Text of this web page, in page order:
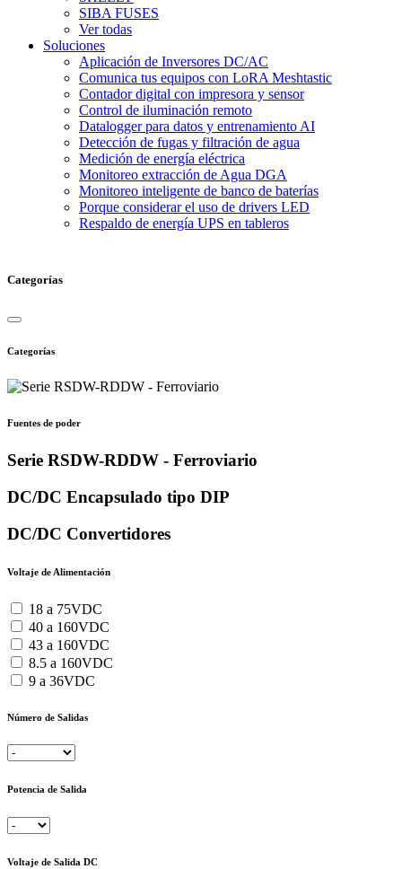
SIBA FUSES
Ver todas
Soluciones
Aplicación de Inversores DC/AC
Comunica tus equipos con LoRA Meshtastic
Contador digital con impresora y sensor
Control de iluminación remoto
Datalogger para datos y entrenamiento AI
Detección de fugas y filtración de agua
Medición de energía eléctrica
Monitoreo extracción de Agua DGA
Monitoreo inteligente de banco de baterías
Porque considerar el uso de drivers LED
Respaldo de energía UPS en tableros
Categorías
Categorías
Fuentes de poder
Serie RSDW-RDDW - Ferroviario
DC/DC Encapsulado tipo DIP
DC/DC Convertidores
Voltaje de Alimentación
18 a 75VDC
40 a 160VDC
43 a 160VDC
8.5 a 160VDC
9 a 36VDC
Número de Salidas
Potencia de Salida
Voltaje de Salida DC